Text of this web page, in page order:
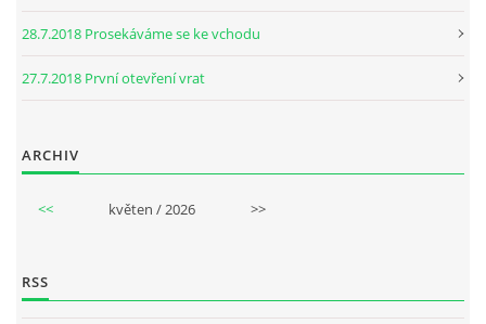
28.7.2018 Prosekáváme se ke vchodu
27.7.2018 První otevření vrat
ARCHIV
<< květen / 2026 >>
RSS